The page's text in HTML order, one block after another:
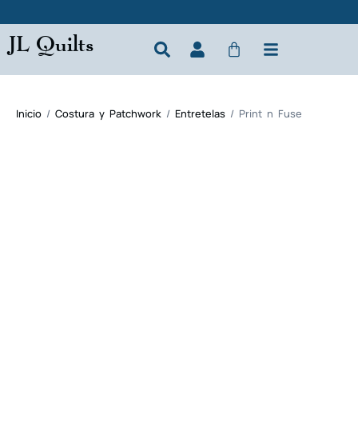
JL Quilts
Inicio / Costura y Patchwork / Entretelas / Print n Fuse